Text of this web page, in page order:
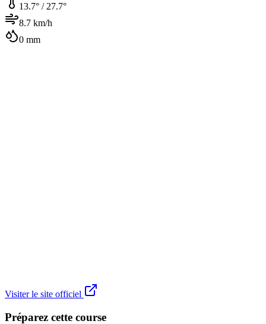
13.7° / 27.7°
8.7 km/h
0 mm
Visiter le site officiel
Préparez cette course